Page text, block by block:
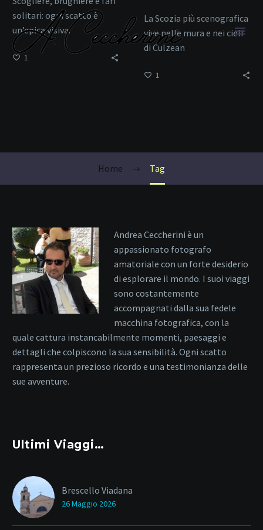
Home Tag
solitari: ogni scatto è
un’epica visiva.
1
La Scozia più scenografica
vive nelle mura e nei cieli
di Culzean
1
Andrea Ceccherini è un
appassionato fotografo
amatoriale con un forte desiderio
di esplorare il mondo. I suoi viaggi
sono costantemente
accompagnati dalla sua fedele
macchina fotografica, con la
quale cattura instancabilmente momenti, paesaggi e
dettagli che colpiscono la sua sensibilità. Ogni scatto
rappresenta un prezioso ricordo e una testimonianza delle
sue avventure.
Ultimi Viaggi…
Brescello Viadana
26 Maggio 2026